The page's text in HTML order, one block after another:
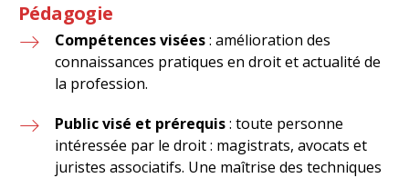
Pédagogie
Compétences visées: amélioration des
connaissances pratiques en droit et actualité de
la profession.
Public visé et prérequis: toute personne
intéressée par le droit : magistrats, avocats et
juristes associatifs. Une maîtrise des techniques